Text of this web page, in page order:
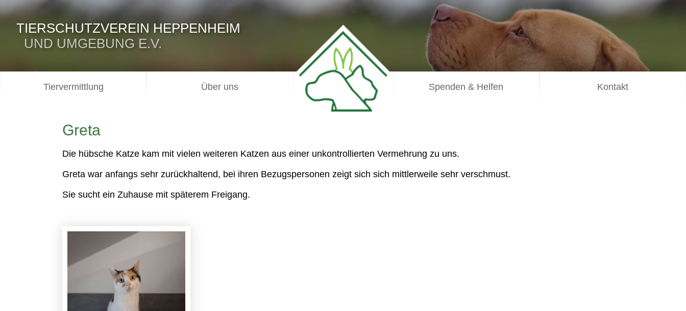
TIERSCHUTZVEREIN HEPPENHEIM
UND UMGEBUNG E.V.
Tiervermittlung Über uns Spenden & Helfen Kontakt
Greta
Die hübsche Katze kam mit vielen weiteren Katzen aus einer unkontrollierten Vermehrung zu uns.
Greta war anfangs sehr zurückhaltend, bei ihren Bezugspersonen zeigt sich sich mittlerweile sehr verschmust.
Sie sucht ein Zuhause mit späterem Freigang.